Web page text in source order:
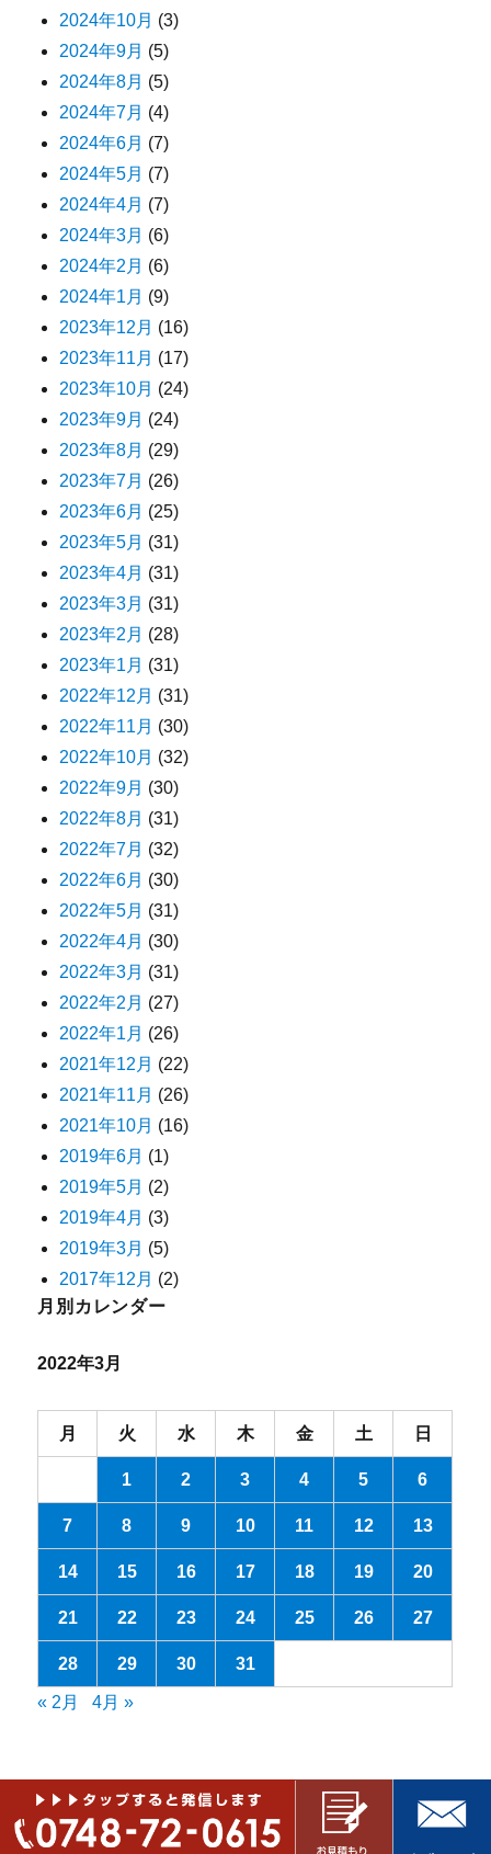
2024年10月 (3)
2024年9月 (5)
2024年8月 (5)
2024年7月 (4)
2024年6月 (7)
2024年5月 (7)
2024年4月 (7)
2024年3月 (6)
2024年2月 (6)
2024年1月 (9)
2023年12月 (16)
2023年11月 (17)
2023年10月 (24)
2023年9月 (24)
2023年8月 (29)
2023年7月 (26)
2023年6月 (25)
2023年5月 (31)
2023年4月 (31)
2023年3月 (31)
2023年2月 (28)
2023年1月 (31)
2022年12月 (31)
2022年11月 (30)
2022年10月 (32)
2022年9月 (30)
2022年8月 (31)
2022年7月 (32)
2022年6月 (30)
2022年5月 (31)
2022年4月 (30)
2022年3月 (31)
2022年2月 (27)
2022年1月 (26)
2021年12月 (22)
2021年11月 (26)
2021年10月 (16)
2019年6月 (1)
2019年5月 (2)
2019年4月 (3)
2019年3月 (5)
2017年12月 (2)
月別カレンダー
2022年3月
月 火 水 木 金 土 日
1 2 3 4 5 6
7 8 9 10 11 12 13
14 15 16 17 18 19 20
21 22 23 24 25 26 27
28 29 30 31
« 2月 4月 »